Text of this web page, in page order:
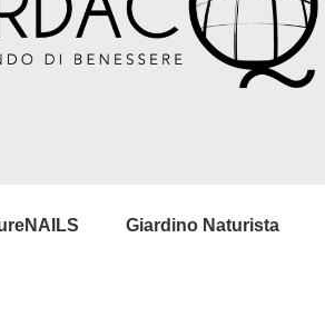
Giardino Naturista